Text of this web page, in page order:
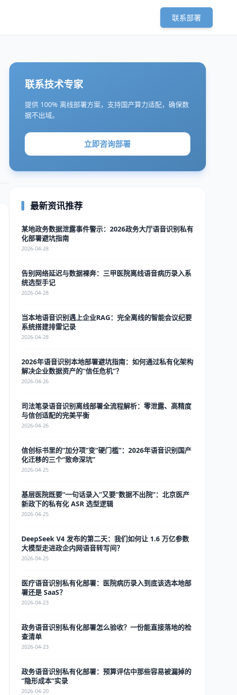
联系部署
联系技术专家
提供 100% 离线部署方案，支持国产算力适配，确保数
据不出域。
立即咨询部署
最新资讯推荐
某地政务数据泄露事件警示：2026政务大厅语音识别私有
化部署避坑指南
2026-04-28
告别网络延迟与数据裸奔：三甲医院离线语音病历录入系
统选型手记
2026-04-28
当本地语音识别遇上企业RAG：完全离线的智能会议纪要
系统搭建排雷记录
2026-04-28
2026年语音识别本地部署避坑指南：如何通过私有化架构
解决企业数据资产的“信任危机”？
2026-04-26
司法笔录语音识别离线部署全流程解析：零泄露、高精度
与信创适配的完美平衡
2026-04-26
信创标书里的“加分项”变“硬门槛”：2026年语音识别国产
化迁移的三个“致命深坑”
2026-04-25
基层医院既要“一句话录入”又要“数据不出院”：北京医产
新政下的私有化 ASR 选型逻辑
2026-04-25
DeepSeek V4 发布的第二天：我们如何让 1.6 万亿参数
大模型走进政企内网语音转写间？
2026-04-25
医疗语音识别私有化部署：医院病历录入到底该选本地部
署还是 SaaS？
2026-04-23
政务语音识别私有化部署怎么验收？一份能直接落地的检
查清单
2026-04-23
政务语音识别私有化部署：预算评估中那些容易被漏掉的
“隐形成本”实录
2026-04-20